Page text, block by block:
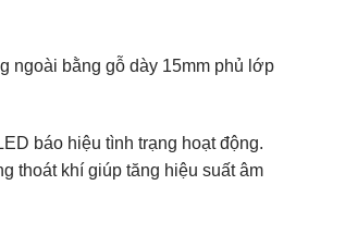
ngoài bằng gỗ dày 15mm phủ lớp
báo hiệu tình trạng hoạt động.
thoát khí giúp tăng hiệu suất âm